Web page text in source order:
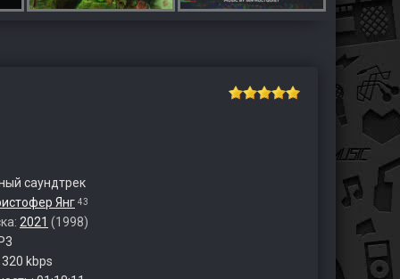
саундтрек
Янг 43
2021 (1998)
320 kbps